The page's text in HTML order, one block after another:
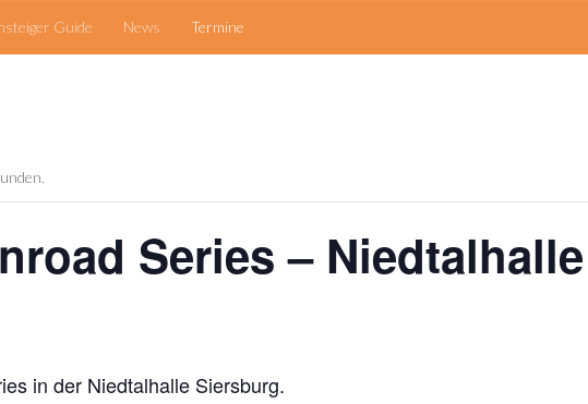
Guide News Termine
Series –
in der Niedtalhalle Siersburg.